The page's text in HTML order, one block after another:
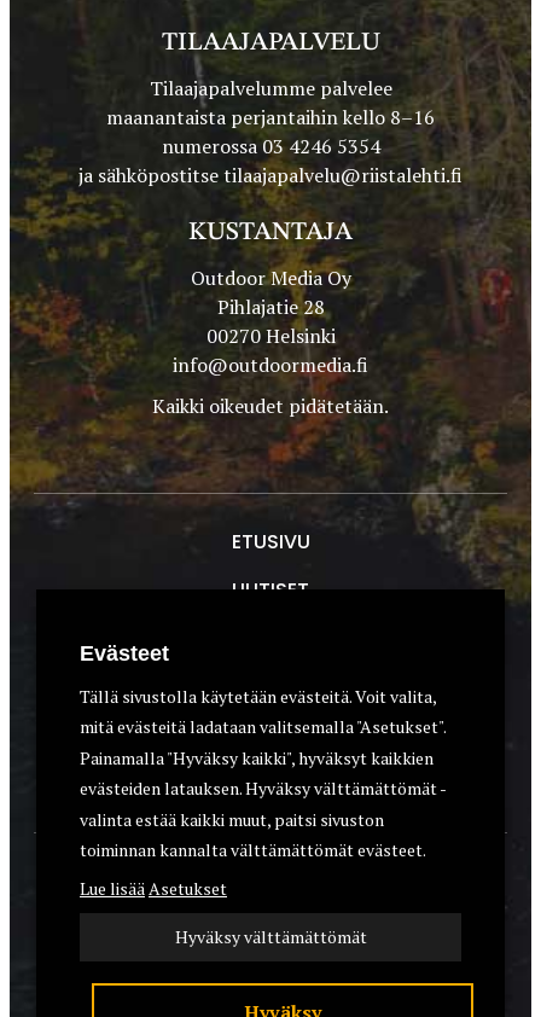
TILAAJAPALVELU
Tilaajapalvelumme palvelee
maanantaista perjantaihin kello 8–16
numerossa 03 4246 5354
ja sähköpostitsetilaajapalvelu@riistalehti.fi
KUSTANTAJA
Outdoor Media Oy
Pihlajatie 28
00270 Helsinki
info@outdoormedia.fi
Kaikki oikeudet pidätetään.
ETUSIVU
UUTISET
ASEET & OPTIIKKA
VARUSTEET
KOIRAT
YHTEYSTIEDOT
REKISTERISELOSTE
EVÄSTEET
Evästeet
Tällä sivustolla käytetään evästeitä. Voit valita,
mitä evästeitä ladataan valitsemalla "Asetukset".
Painamalla "Hyväksy kaikki", hyväksyt kaikkien
evästeiden latauksen. Hyväksy välttämättömät -
valinta estää kaikki muut, paitsi sivuston
toiminnan kannalta välttämättömät evästeet.
Lue lisääAsetukset
Hyväksy välttämättömät